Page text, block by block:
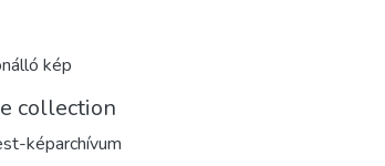
kép
collection
képarchívum